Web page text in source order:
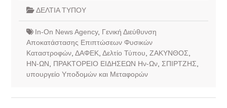
ΔΕΛΤΙΑ ΤΥΠΟΥ
In-On News Agency, Γενική Διεύθυνση
Αποκατάστασης Επιπτώσεων Φυσικών
Καταστροφών, ΔΑΦΕΚ, Δελτίο Τύπου ΖΑΚΥΝΘΟΣ
ΗΝ-ΩΝ
ΠΡΑΚΤΟΡΕΙΟ ΕΙΔΗΣΕΩΝ Ην-Ων, ΣΠΙΡΤΖΗΣ
υπουργείο Υποδομών και Μεταφορών